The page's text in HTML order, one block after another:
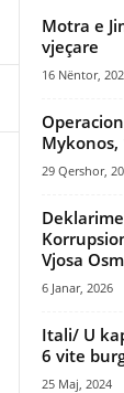
Motra e
vjeçare
16 Nëntor,
29 Qershor,
Vjosa
6 Janar, 2026
Itali/ U
6 vite
25 Maj, 2024